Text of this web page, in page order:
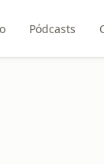
Pódcasts